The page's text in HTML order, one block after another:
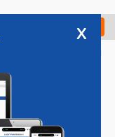
Check in
x